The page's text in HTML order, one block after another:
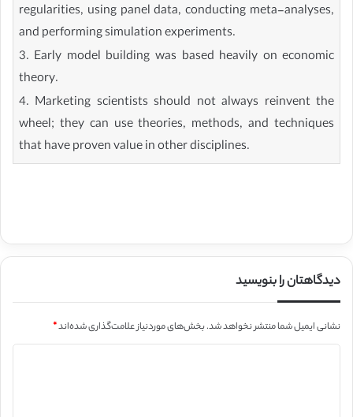
regularities, using panel data, conducting meta-analyses,
and performing simulation experiments.
3. Early model building was based heavily on economic
theory.
4. Marketing scientists should not always reinvent the
wheel; they can use theories, methods, and techniques
that have proven value in other disciplines.
دیدگاهتان را بنویسید
نشانی ایمیل شما منتشر نخواهد شد.بخش‌های موردنیاز علامت‌گذاری شده‌اند*